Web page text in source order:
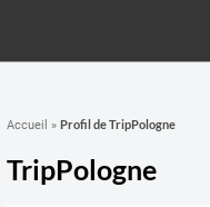
Accueil » Profil de TripPologne
TripPologne